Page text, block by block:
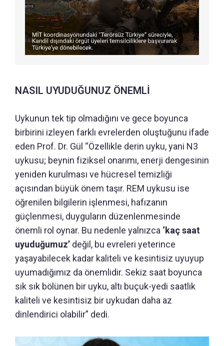
NASIL UYUDUĞUNUZ ÖNEMLİ
Uykunun tek tip olmadığını ve gece boyunca
birbirini izleyen farklı evrelerden oluştuğunu ifade
eden Prof. Dr. Gül “Özellikle derin uyku, yani N3
uykusu; beynin fiziksel onarımı, enerji dengesinin
yeniden kurulması ve hücresel temizliği
açısından büyük önem taşır. REM uykusu ise
öğrenilen bilgilerin işlenmesi, hafızanın
güçlenmesi, duyguların düzenlenmesinde
önemli rol oynar. Bu nedenle yalnızca ‘kaç saat
uyuduğumuz’ değil, bu evreleri yeterince
yaşayabilecek kadar kaliteli ve kesintisiz uyuyup
uyumadığımız da önemlidir. Sekiz saat boyunca
sık sık bölünen bir uyku, altı buçuk-yedi saatlik
kaliteli ve kesintisiz bir uykudan daha az
dinlendirici olabilir” dedi.